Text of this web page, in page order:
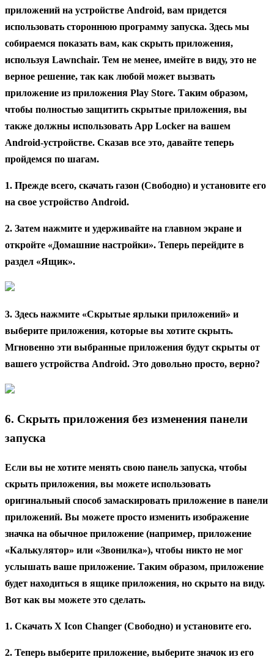
приложений на устройстве Android, вам придется
использовать стороннюю программу запуска. Здесь мы
собираемся показать вам, как скрыть приложения,
используя Lawnchair. Тем не менее, имейте в виду, это не
верное решение, так как любой может вызвать
приложение из приложения Play Store. Таким образом,
чтобы полностью защитить скрытые приложения, вы
также должны использовать App Locker на вашем
Android-устройстве. Сказав все это, давайте теперь
пройдемся по шагам.
1. Прежде всего, скачать газон (Свободно) и установите его
на свое устройство Android.
2. Затем нажмите и удерживайте на главном экране и
откройте «Домашние настройки». Теперь перейдите в
раздел «Ящик».
3. Здесь нажмите «Скрытые ярлыки приложений» и
выберите приложения, которые вы хотите скрыть.
Мгновенно эти выбранные приложения будут скрыты от
вашего устройства Android. Это довольно просто, верно?
6. Скрыть приложения без изменения панели
запуска
Если вы не хотите менять свою панель запуска, чтобы
скрыть приложения, вы можете использовать
оригинальный способ замаскировать приложение в панели
приложений. Вы можете просто изменить изображение
значка на обычное приложение (например, приложение
«Калькулятор» или «Звонилка»), чтобы никто не мог
услышать ваше приложение. Таким образом, приложение
будет находиться в ящике приложения, но скрыто на виду.
Вот как вы можете это сделать.
1. Скачать X Icon Changer (Свободно) и установите его.
2. Теперь выберите приложение, выберите значок из его